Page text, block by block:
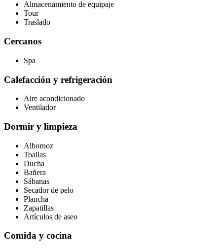
Almacenamiento de equipaje
Tour
Traslado
Cercanos
Spa
Calefacción y refrigeración
Aire acondicionado
Ventilador
Dormir y limpieza
Albornoz
Toallas
Ducha
Bañera
Sábanas
Secador de pelo
Plancha
Zapatillas
Artículos de aseo
Comida y cocina